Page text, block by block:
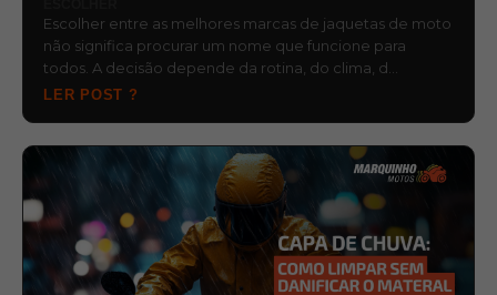
Escolher entre as melhores marcas de jaquetas de moto
não significa procurar um nome que funcione para
todos. A decisão depende da rotina, do clima, d…
LER POST ?